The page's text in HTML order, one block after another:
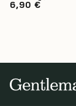
6,90 €